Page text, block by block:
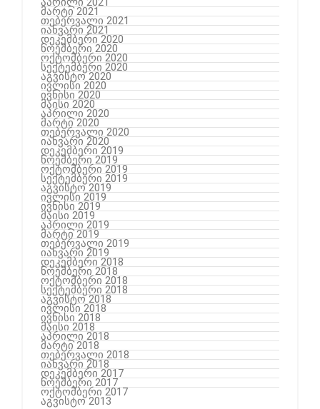
მარტი 2021
თებერვალი 2021
იანვარი 2021
დეკემბერი 2020
ნოემბერი 2020
ოქტომბერი 2020
სექტემბერი 2020
აგვისტო 2020
ივლისი 2020
ივნისი 2020
მაისი 2020
აპრილი 2020
მარტი 2020
თებერვალი 2020
იანვარი 2020
დეკემბერი 2019
ნოემბერი 2019
ოქტომბერი 2019
სექტემბერი 2019
აგვისტო 2019
ივლისი 2019
ივნისი 2019
მაისი 2019
აპრილი 2019
მარტი 2019
თებერვალი 2019
იანვარი 2019
დეკემბერი 2018
ნოემბერი 2018
ოქტომბერი 2018
სექტემბერი 2018
აგვისტო 2018
ივლისი 2018
ივნისი 2018
მაისი 2018
აპრილი 2018
მარტი 2018
თებერვალი 2018
იანვარი 2018
დეკემბერი 2017
ნოემბერი 2017
ოქტომბერი 2017
აგვისტო 2013